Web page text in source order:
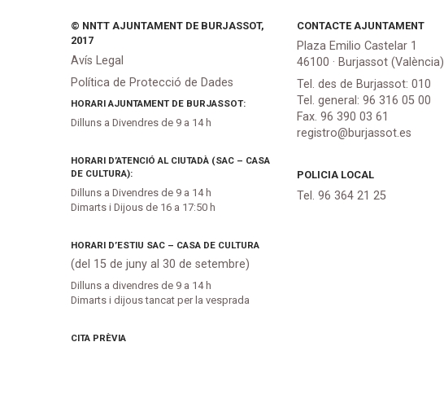
© NNTT AJUNTAMENT DE BURJASSOT,
2017
Avís Legal
Política de Protecció de Dades
HORARI AJUNTAMENT DE BURJASSOT:
Dilluns a Divendres de 9 a 14 h
HORARI D’ATENCIÓ AL CIUTADÀ (SAC – CASA
DE CULTURA):
Dilluns a Divendres de 9 a 14 h
Dimarts i Dijous de 16 a 17:50 h
HORARI D’ESTIU SAC – CASA DE CULTURA
(del 15 de juny al 30 de setembre)
Dilluns a divendres de 9 a 14 h
Dimarts i dijous tancat per la vesprada
CITA PRÈVIA
CONTACTE AJUNTAMENT
Plaza Emilio Castelar 1
46100 · Burjassot (València)
Tel. des de Burjassot: 010
Tel. general: 96 316 05 00
Fax. 96 390 03 61
registro@burjassot.es
POLICIA LOCAL
Tel. 96 364 21 25